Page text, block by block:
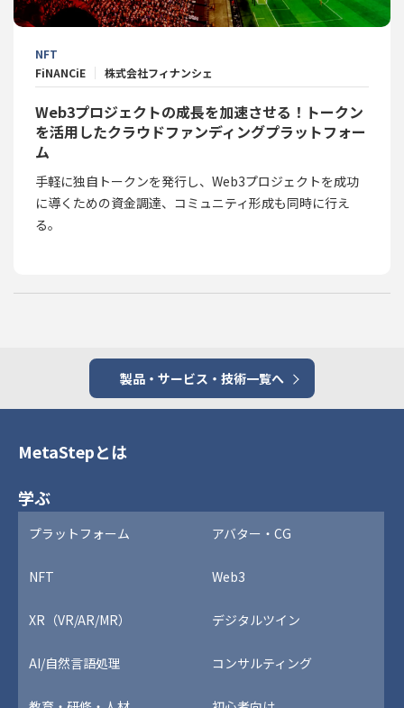
NFT
FiNANCiE
株式会社フィナンシェ
Web3プロジェクトの成長を加速させる！トークン
を活用したクラウドファンディングプラットフォー
ム
手軽に独自トークンを発行し、Web3プロジェクトを成功
に導くための資金調達、コミュニティ形成も同時に行え
る。
製品・サービス・技術一覧へ
MetaStepとは
学ぶ
プラットフォーム アバター・CG
NFT Web3
XR（VR/AR/MR） デジタルツイン
AI/自然言語処理 コンサルティング